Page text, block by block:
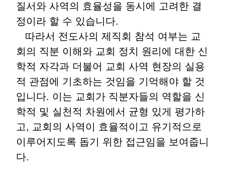
질서와 사역의 효율성을 동시에 고려한 결
정이라 할 수 있습니다.
따라서 전도사의 제직회 참석 여부는 교
회의 직분 이해와 교회 정치 원리에 대한 신
학적 자각과 더불어 교회 사역 현장의 실용
적 관점에 기초하는 것임을 기억해야 할 것
입니다. 이는 교회가 직분자들의 역할을 신
학적 및 실천적 차원에서 균형 있게 평가하
고, 교회의 사역이 효율적이고 유기적으로
이루어지도록 돕기 위한 접근임을 보여줍니
다.